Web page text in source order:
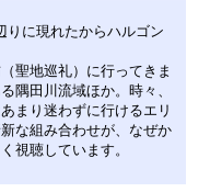
りに現れたからハルゴン
聖地巡礼）に行ってきま
隅田川流域ほか。時々、
まり迷わずに行けるエリ
な組み合わせが、なぜか
視聴しています。